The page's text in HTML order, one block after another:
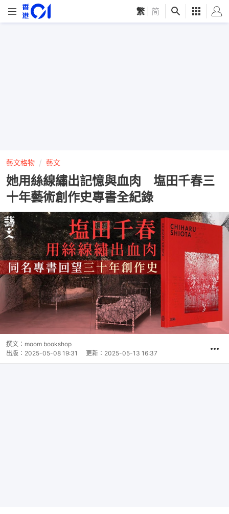
繁 简
藝文格物 藝文
她用絲線繡出記憶與血肉 塩田千春三
十年藝術創作史專書全紀錄
撰文： moom bookshop
出版： 2025-05-08 19:31 更新： 2025-05-13 16:37